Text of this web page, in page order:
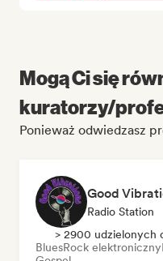
Mogą Ci się
kuratorzy/
Ponieważ odwiedzasz
Good
Radio Station
> 2900 udzielonych
BluesRock elektroniczny